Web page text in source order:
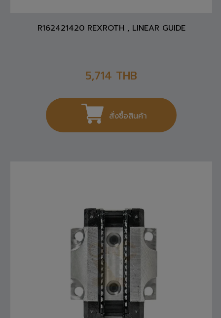
R162421420 REXROTH , LINEAR GUIDE
5,714 THB
สั่งซื้อสินค้า